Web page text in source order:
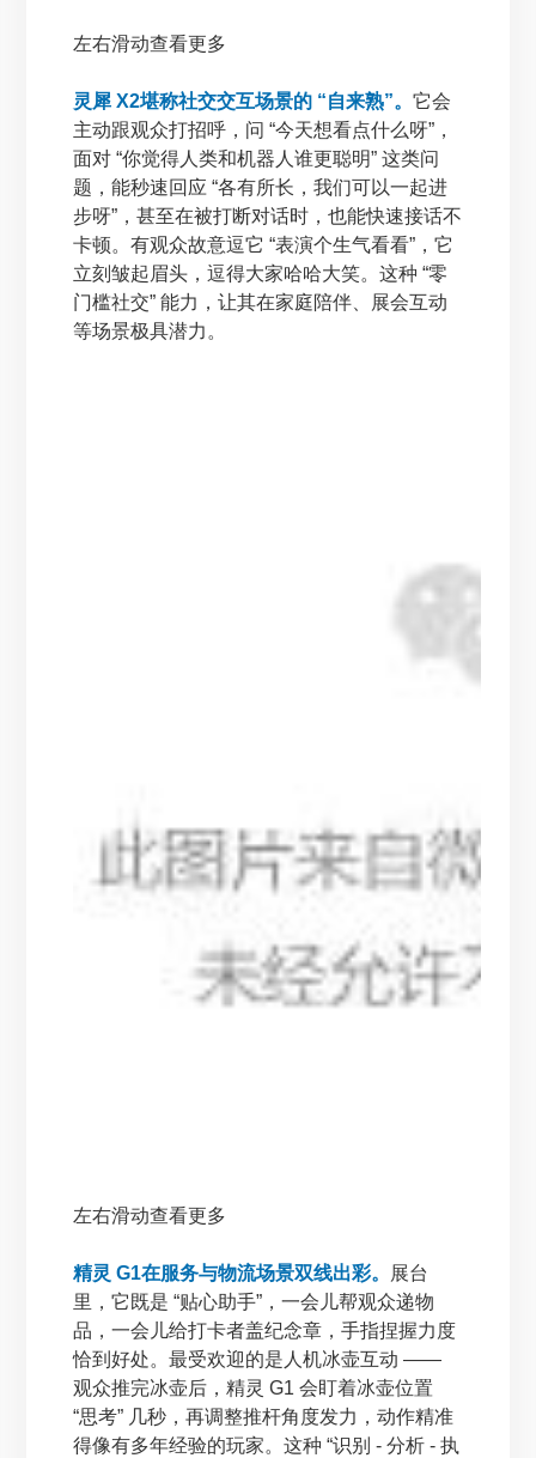
左右滑动查看更多
灵犀 X2堪称社交交互场景的 “自来熟”。它会
主动跟观众打招呼，问 “今天想看点什么呀”，
面对 “你觉得人类和机器人谁更聪明” 这类问
题，能秒速回应 “各有所长，我们可以一起进
步呀”，甚至在被打断对话时，也能快速接话不
卡顿。有观众故意逗它 “表演个生气看看”，它
立刻皱起眉头，逗得大家哈哈大笑。这种 “零
门槛社交” 能力，让其在家庭陪伴、展会互动
等场景极具潜力。
左右滑动查看更多
精灵 G1在服务与物流场景双线出彩。
展台
里，它既是 “贴心助手”，一会儿帮观众递物
品，一会儿给打卡者盖纪念章，手指捏握力度
恰到好处。最受欢迎的是人机冰壶互动 ——
观众推完冰壶后，精灵 G1 会盯着冰壶位置
“思考” 几秒，再调整推杆角度发力，动作精准
得像有多年经验的玩家。这种 “识别 - 分析 - 执